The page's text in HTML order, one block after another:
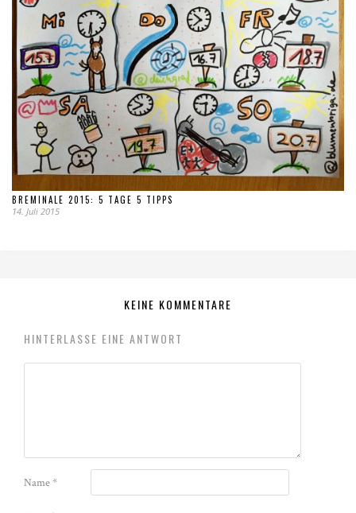
BREMINALE 2015: 5 TAGE 5 TIPPS
14. Juli 2015
KEINE KOMMENTARE
HINTERLASSE EINE ANTWORT
Name*